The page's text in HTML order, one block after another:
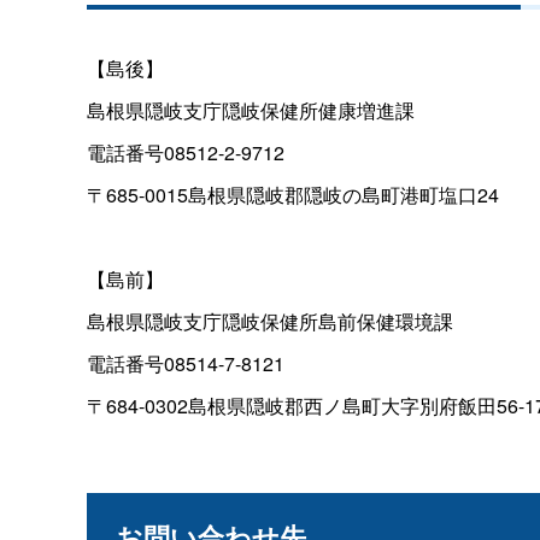
【島後】
島根県隠岐支庁隠岐保健所健康増進課
電話番号08512-2-9712
〒685-0015島根県隠岐郡隠岐の島町港町塩口24
【島前】
島根県隠岐支庁隠岐保健所島前保健環境課
電話番号08514-7-8121
〒684-0302島根県隠岐郡西ノ島町大字別府飯田56-